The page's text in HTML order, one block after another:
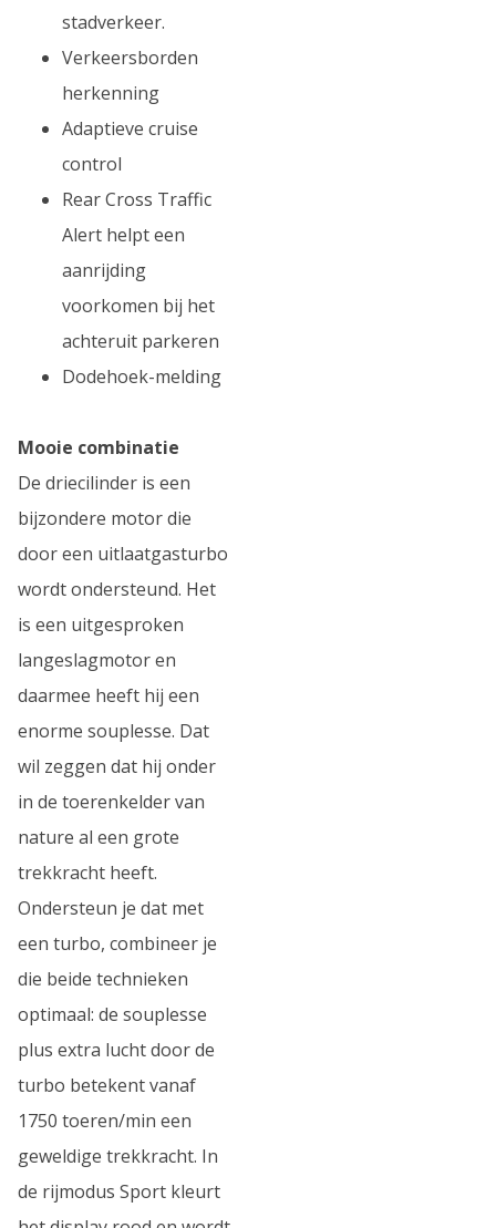
stadverkeer.
Verkeersborden
herkenning
Adaptieve cruise
control
Rear Cross Traffic
Alert helpt een
aanrijding
voorkomen bij het
achteruit parkeren
Dodehoek-melding
Mooie combinatie
De driecilinder is een
bijzondere motor die
door een uitlaatgasturbo
wordt ondersteund. Het
is een uitgesproken
langeslagmotor en
daarmee heeft hij een
enorme souplesse. Dat
wil zeggen dat hij onder
in de toerenkelder van
nature al een grote
trekkracht heeft.
Ondersteun je dat met
een turbo, combineer je
die beide technieken
optimaal: de souplesse
plus extra lucht door de
turbo betekent vanaf
1750 toeren/min een
geweldige trekkracht. In
de rijmodus Sport kleurt